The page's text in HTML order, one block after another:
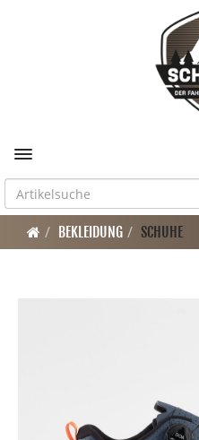
Toggle navigation
BEKLEIDUNG SCHUHE